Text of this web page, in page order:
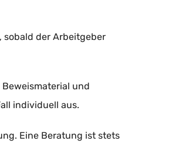
der Arbeitgeber
und
individuell aus.
Eine Beratung ist stets